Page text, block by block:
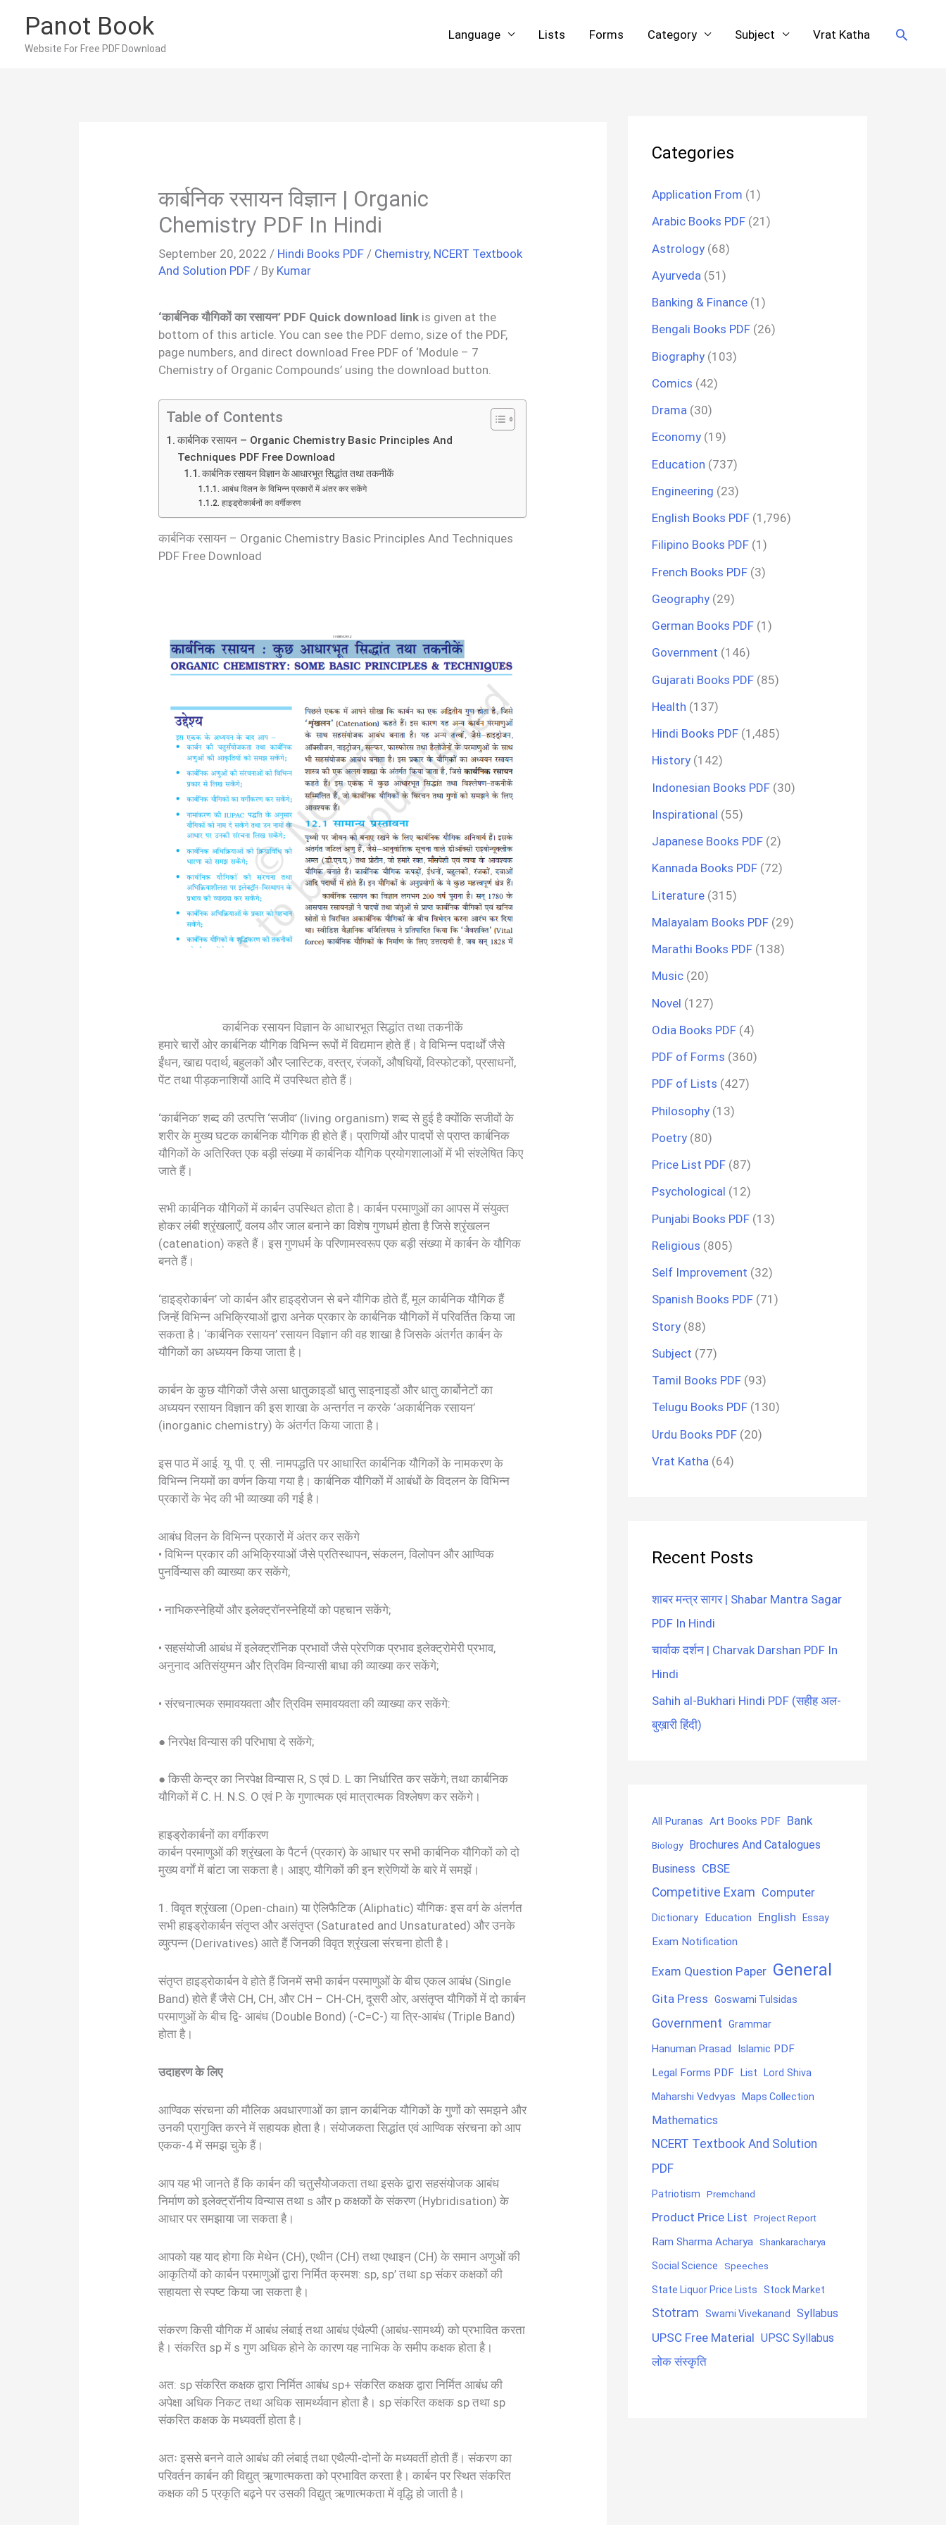
content
Panot Book
Website For Free PDF Download
Language Lists Forms Category Subject Vrat Katha Search
कार्बनिक रसायन विज्ञान | Organic
Chemistry PDF In Hindi
September 20, 2022 / Hindi Books PDF / Chemistry, NCERT Textbook
And Solution PDF / By Kumar
‘कार्बनिक यौगिकों का रसायन’ PDF Quick download link is given at the
bottom of this article. You can see the PDF demo, size of the PDF,
page numbers, and direct download Free PDF of ‘Module – 7
Chemistry of Organic Compounds’ using the download button.
Table of Contents
कार्बनिक रसायन – Organic Chemistry Basic Principles And
Techniques PDF Free Download
कार्बनिक रसायन विज्ञान के आधारभूत सिद्धांत तथा तकनीकें
आबंध विलन के विभिन्न प्रकारों में अंतर कर सकेंगे
हाइड्रोकार्बनों का वर्गीकरण
कार्बनिक रसायन – Organic Chemistry Basic Principles And Techniques
PDF Free Download
कार्बनिक रसायन विज्ञान के आधारभूत सिद्धांत तथा तकनीकें
हमारे चारों ओर कार्बनिक यौगिक विभिन्न रूपों में विद्यमान होते हैं। वे विभिन्न पदार्थों जैसे
ईंधन, खाद्य पदार्थ, बहुलकों और प्लास्टिक, वस्त्र, रंजकों, औषधियों, विस्फोटकों, प्रसाधनों,
पेंट तथा पीड़कनाशियों आदि में उपस्थित होते हैं।
‘कार्बनिक’ शब्द की उत्पत्ति ‘सजीव’ (living organism) शब्द से हुई है क्योंकि सजीवों के
शरीर के मुख्य घटक कार्बनिक यौगिक ही होते हैं। प्राणियों और पादपों से प्राप्त कार्बनिक
यौगिकों के अतिरिक्त एक बड़ी संख्या में कार्बनिक यौगिक प्रयोगशालाओं में भी संश्लेषित किए
जाते हैं।
सभी कार्बनिक यौगिकों में कार्बन उपस्थित होता है। कार्बन परमाणुओं का आपस में संयुक्त
होकर लंबी श्रृंखलाएँ, वलय और जाल बनाने का विशेष गुणधर्म होता है जिसे श्रृंखलन
(catenation) कहते हैं। इस गुणधर्म के परिणामस्वरूप एक बड़ी संख्या में कार्बन के यौगिक
बनते हैं।
‘हाइड्रोकार्बन’ जो कार्बन और हाइड्रोजन से बने यौगिक होते हैं, मूल कार्बनिक यौगिक हैं
जिन्हें विभिन्न अभिक्रियाओं द्वारा अनेक प्रकार के कार्बनिक यौगिकों में परिवर्तित किया जा
सकता है। ‘कार्बनिक रसायन’ रसायन विज्ञान की वह शाखा है जिसके अंतर्गत कार्बन के
यौगिकों का अध्ययन किया जाता है।
कार्बन के कुछ यौगिकों जैसे असा धातुकाइडों धातु साइनाइडों और धातु कार्बोनेटों का
अध्ययन रसायन विज्ञान की इस शाखा के अन्तर्गत न करके ‘अकार्बनिक रसायन’
(inorganic chemistry) के अंतर्गत किया जाता है।
इस पाठ में आई. यू. पी. ए. सी. नामपद्धति पर आधारित कार्बनिक यौगिकों के नामकरण के
विभिन्न नियमों का वर्णन किया गया है। कार्बनिक यौगिकों में आबंधों के विदलन के विभिन्न
प्रकारों के भेद की भी व्याख्या की गई है।
आबंध विलन के विभिन्न प्रकारों में अंतर कर सकेंगे
• विभिन्न प्रकार की अभिक्रियाओं जैसे प्रतिस्थापन, संकलन, विलोपन और आण्विक
पुनर्विन्यास की व्याख्या कर सकेंगे;
• नाभिकस्नेहियों और इलेक्ट्रॉनस्नेहियों को पहचान सकेंगे;
• सहसंयोजी आबंध में इलेक्ट्रॉनिक प्रभावों जैसे प्रेरणिक प्रभाव इलेक्ट्रोमेरी प्रभाव,
अनुनाद अतिसंयुग्मन और त्रिविम विन्यासी बाधा की व्याख्या कर सकेंगे;
• संरचनात्मक समावयवता और त्रिविम समावयवता की व्याख्या कर सकेंगे:
● निरपेक्ष विन्यास की परिभाषा दे सकेंगे;
● किसी केन्द्र का निरपेक्ष विन्यास R, S एवं D. L का निर्धारित कर सकेंगे; तथा कार्बनिक
यौगिकों में C. H. N.S. O एवं P. के गुणात्मक एवं मात्रात्मक विश्लेषण कर सकेंगे।
हाइड्रोकार्बनों का वर्गीकरण
कार्बन परमाणुओं की श्रृंखला के पैटर्न (प्रकार) के आधार पर सभी कार्बनिक यौगिकों को दो
मुख्य वर्गों में बांटा जा सकता है। आइए, यौगिकों की इन श्रेणियों के बारे में समझें।
1. विवृत श्रृंखला (Open-chain) या ऐलिफैटिक (Aliphatic) यौगिकः इस वर्ग के अंतर्गत
सभी हाइड्रोकार्बन संतृप्त और असंतृप्त (Saturated and Unsaturated) और उनके
व्युत्पन्न (Derivatives) आते हैं जिनकी विवृत श्रृंखला संरचना होती है।
संतृप्त हाइड्रोकार्बन वे होते हैं जिनमें सभी कार्बन परमाणुओं के बीच एकल आबंध (Single
Band) होते हैं जैसे CH, CH, और CH – CH-CH, दूसरी ओर, असंतृप्त यौगिकों में दो कार्बन
परमाणुओं के बीच द्वि- आबंध (Double Bond) (-C=C-) या त्रि-आबंध (Triple Band)
होता है।
उदाहरण के लिए
आण्विक संरचना की मौलिक अवधारणाओं का ज्ञान कार्बनिक यौगिकों के गुणों को समझने और
उनकी प्रागुक्ति करने में सहायक होता है। संयोजकता सिद्धांत एवं आण्विक संरचना को आप
एकक-4 में समझ चुके हैं।
आप यह भी जानते हैं कि कार्बन की चतुर्संयोजकता तथा इसके द्वारा सहसंयोजक आबंध
निर्माण को इलेक्ट्रॉनीय विन्यास तथा s और p कक्षकों के संकरण (Hybridisation) के
आधार पर समझाया जा सकता है।
आपको यह याद होगा कि मेथेन (CH), एथीन (CH) तथा एथाइन (CH) के समान अणुओं की
आकृतियों को कार्बन परमाणुओं द्वारा निर्मित क्रमश: sp, sp’ तथा sp संकर कक्षकों की
सहायता से स्पष्ट किया जा सकता है।
संकरण किसी यौगिक में आबंध लंबाई तथा आबंध एंथैल्पी (आबंध-सामर्थ्य) को प्रभावित करता
है। संकरित sp में s गुण अधिक होने के कारण यह नाभिक के समीप कक्षक होता है।
अत: sp संकरित कक्षक द्वारा निर्मित आबंध sp+ संकरित कक्षक द्वारा निर्मित आबंध की
अपेक्षा अधिक निकट तथा अधिक सामर्थ्यवान होता है। sp संकरित कक्षक sp तथा sp
संकरित कक्षक के मध्यवर्ती होता है।
अतः इससे बनने वाले आबंध की लंबाई तथा एथैल्पी-दोनों के मध्यवर्ती होती हैं। संकरण का
परिवर्तन कार्बन की विद्युत् ऋणात्मकता को प्रभावित करता है। कार्बन पर स्थित संकरित
कक्षक की 5 प्रकृति बढ़ने पर उसकी विद्युत् ऋणात्मकता में वृद्धि हो जाती है।
Categories
Application From (1)
Arabic Books PDF (21)
Astrology (68)
Ayurveda (51)
Banking & Finance (1)
Bengali Books PDF (26)
Biography (103)
Comics (42)
Drama (30)
Economy (19)
Education (737)
Engineering (23)
English Books PDF (1,796)
Filipino Books PDF (1)
French Books PDF (3)
Geography (29)
German Books PDF (1)
Government (146)
Gujarati Books PDF (85)
Health (137)
Hindi Books PDF (1,485)
History (142)
Indonesian Books PDF (30)
Inspirational (55)
Japanese Books PDF (2)
Kannada Books PDF (72)
Literature (315)
Malayalam Books PDF (29)
Marathi Books PDF (138)
Music (20)
Novel (127)
Odia Books PDF (4)
PDF of Forms (360)
PDF of Lists (427)
Philosophy (13)
Poetry (80)
Price List PDF (87)
Psychological (12)
Punjabi Books PDF (13)
Religious (805)
Self Improvement (32)
Spanish Books PDF (71)
Story (88)
Subject (77)
Tamil Books PDF (93)
Telugu Books PDF (130)
Urdu Books PDF (20)
Vrat Katha (64)
Recent Posts
शाबर मन्त्र सागर | Shabar Mantra Sagar
PDF In Hindi
चार्वाक दर्शन | Charvak Darshan PDF In
Hindi
Sahih al-Bukhari Hindi PDF (सहीह अल-
बुख़ारी हिंदी)
All Puranas Art Books PDF Bank
Biology
Brochures And Catalogues
Business CBSE
Competitive Exam Computer
Dictionary Education English Essay
Exam Notification
Exam Question Paper General
Gita Press Goswami Tulsidas
Government Grammar
Hanuman Prasad
Islamic PDF
Legal Forms PDF List Lord Shiva
Maharshi Vedvyas Maps Collection
Mathematics
NCERT Textbook And Solution
PDF
Patriotism Premchand
Product Price List Project Report
Ram Sharma Acharya Shankaracharya
Social Science Speeches
State Liquor Price Lists Stock Market
Stotram Swami Vivekanand Syllabus
UPSC Free Material UPSC Syllabus
लोक संस्कृति